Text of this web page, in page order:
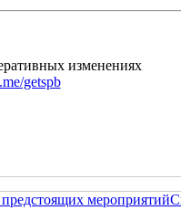
изменениях
getspb
мероприятий